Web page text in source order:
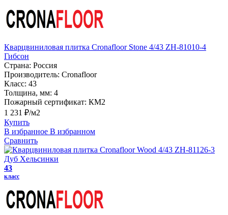
Кварцвиниловая плитка Cronafloor Stone 4/43 ZH-81010-4
Гибсон
Страна: Россия
Производитель: Cronafloor
Класс: 43
Толщина, мм: 4
Пожарный сертификат: КМ2
1 231 ₽/м2
Купить
В избранное В избранном
Сравнить
43
класс